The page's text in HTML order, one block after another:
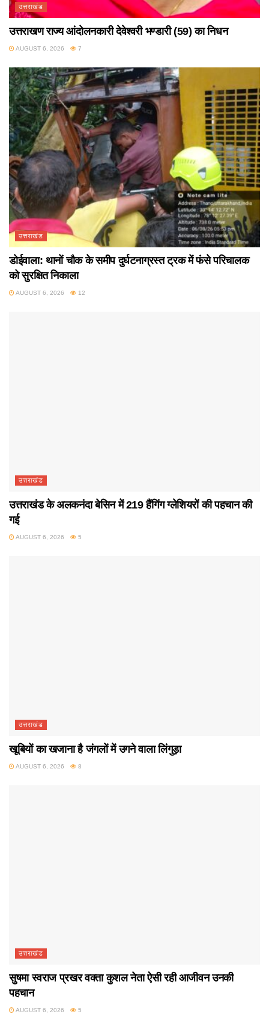
उत्तराखंड
उत्तराखण राज्य आंदोलनकारी देवेश्वरी भण्डारी (59) का निधन
AUGUST 6, 2026 7
उत्तराखंड
डोईवाला: थानों चौक के समीप दुर्घटनाग्रस्त ट्रक में फंसे परिचालक
को सुरक्षित निकाला
AUGUST 6, 2026 12
उत्तराखंड
उत्तराखंड के अलकनंदा बेसिन में 219 हैंगिंग ग्लेशियरों की पहचान की
गई
AUGUST 6, 2026 5
उत्तराखंड
खूबियों का खजाना है जंगलों में उगने वाला लिंगुड़ा
AUGUST 6, 2026 8
उत्तराखंड
सुषमा स्वराज प्रखर वक्ता कुशल नेता ऐसी रही आजीवन उनकी
पहचान
AUGUST 6, 2026 5